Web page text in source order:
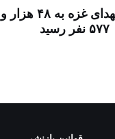
آمار شهدای غزه به ۴۸ هزار و
۵۷۷ نفر رسید